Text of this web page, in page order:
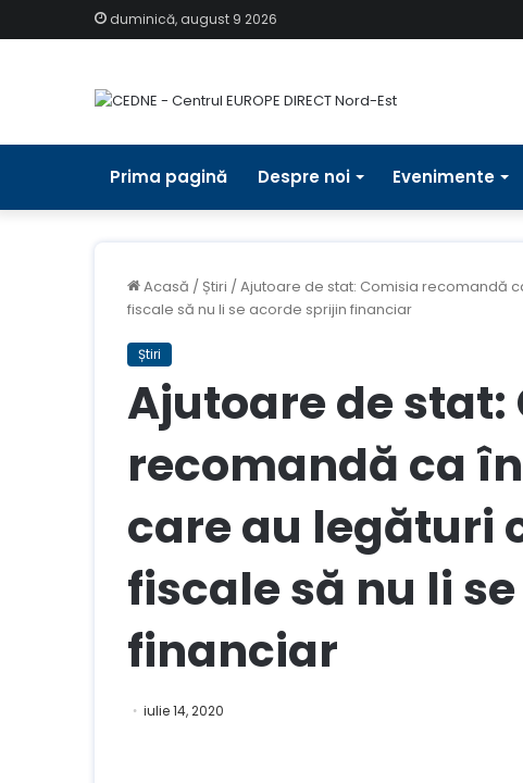
duminică, august 9 2026
Prima pagină Despre noi Evenimente
Acasă / Știri /Ajutoare de stat: Comisia recomandă
fiscale să nu li se acorde sprijin financiar
Știri
Ajutoare de stat:
recomandă ca
care au legături
fiscale să nu li
financiar
iulie 14, 2020